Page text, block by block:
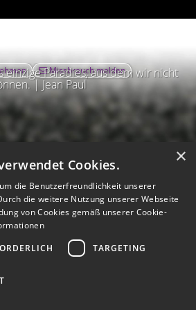
einzige Paradies, aus dem wir nicht
| Jean Paul
Missbrauch melden
melden
aktivieren
Gedenkportal erstellen
×
Cookies.
die Benutzerfreundlichkeit unserer
die weitere Nutzung unserer Webseite
von Cookies gemäß unserer Cookie-
TARGETING